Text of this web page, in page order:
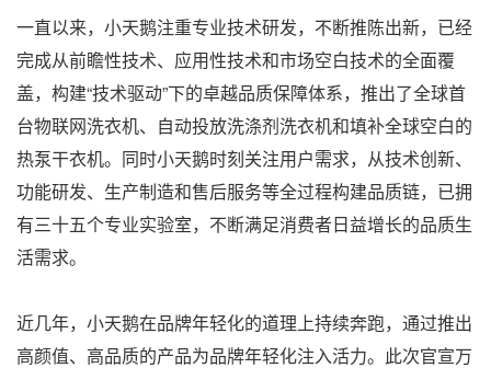
一直以来，小天鹅注重专业技术研发，不断推陈出新，已经
完成从前瞻性技术、应用性技术和市场空白技术的全面覆
盖，构建“技术驱动”下的卓越品质保障体系，推出了全球首
台物联网洗衣机、自动投放洗涤剂洗衣机和填补全球空白的
热泵干衣机。同时小天鹅时刻关注用户需求，从技术创新、
功能研发、生产制造和售后服务等全过程构建品质链，已拥
有三十五个专业实验室，不断满足消费者日益增长的品质生
活需求。
近几年，小天鹅在品牌年轻化的道理上持续奔跑，通过推出
高颜值、高品质的产品为品牌年轻化注入活力。此次官宣万